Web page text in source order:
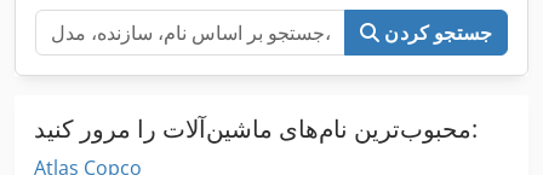
جستجو کردن
محبوب‌ترین نام‌های ماشین‌آلات را مرور کنید:
Atlas Copco